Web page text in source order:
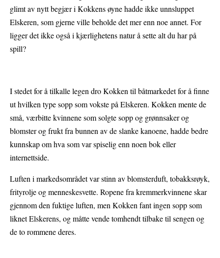
glimt av nytt begjær i Kokkens øyne hadde ikke unnsluppet
Elskeren, som gjerne ville beholde det mer enn noe annet. For
ligger det ikke også i kjærlighetens natur å sette alt du har på
spill?
I stedet for å tilkalle legen dro Kokken til båtmarkedet for å finne
ut hvilken type sopp som vokste på Elskeren. Kokken mente de
små, værbitte kvinnene som solgte sopp og grønnsaker og
blomster og frukt fra bunnen av de slanke kanoene, hadde bedre
kunnskap om hva som var spiselig enn noen bok eller
internettside.
Luften i markedsområdet var stinn av blomsterduft, tobakksrøyk,
frityrolje og menneskesvette. Ropene fra kremmerkvinnene skar
gjennom den fuktige luften, men Kokken fant ingen sopp som
liknet Elskerens, og måtte vende tomhendt tilbake til sengen og
de to rommene deres.